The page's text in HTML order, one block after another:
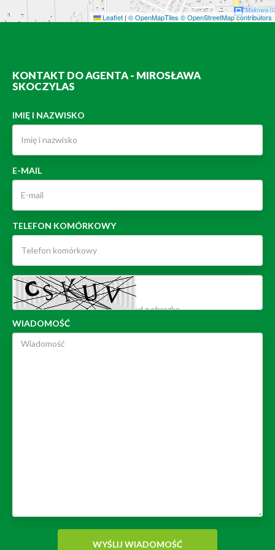
Leaflet | © OpenMapTiles © OpenStreetMap contributors
KONTAKT DO AGENTA - MIROSŁAWA
SKOCZYLAS
IMIĘ I NAZWISKO
E-MAIL
TELEFON KOMÓRKOWY
WIADOMOŚĆ